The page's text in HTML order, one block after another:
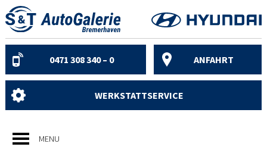
Skip
to
content
0471 308 340 – 0 ANFAHRT
WERKSTATTSERVICE
MENU